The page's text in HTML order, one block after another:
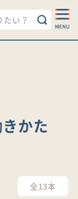
かた
全13本